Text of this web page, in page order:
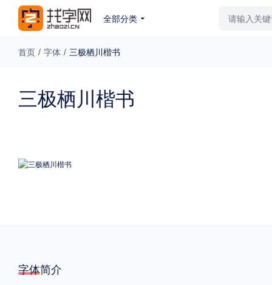
全部分类
免费下载 收费下载 更多
首页 / 字体 / 三极栖川楷书
三极栖川楷书
字体简介